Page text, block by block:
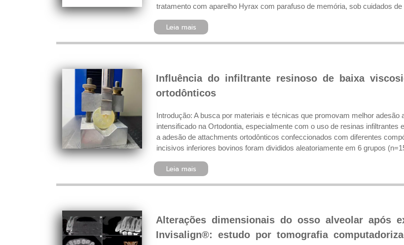
tratamento com aparelho Hyrax com parafuso de memória, sob cuidados de
Leia mais
Influência do infiltrante resinoso de baixa
ortodônticos
Introdução: A busca por materiais e técnicas que promovam melhor
intensificado na Ortodontia, especialmente com o uso de resinas
a adesão de attachments ortodônticos confeccionados com diferentes
incisivos inferiores bovinos foram divididos aleatoriamente em 6 grupos
Leia mais
Alterações dimensionais do osso alveolar após
Invisalign®: estudo por tomografia